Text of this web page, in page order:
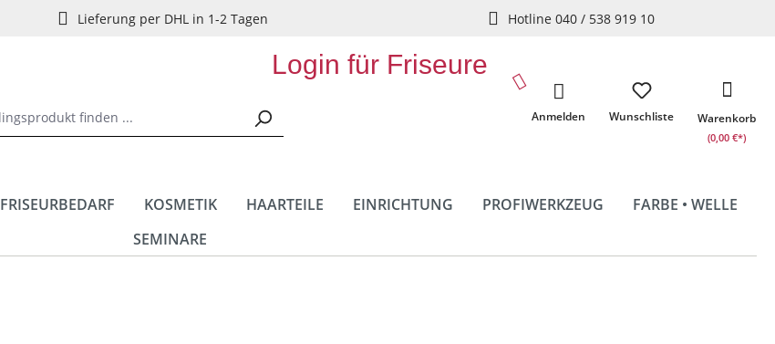
Lieferung per DHL in 1-2 Tagen Hotline 040 / 538 919 10
Login für Friseure
Wunschliste
Anmelden Warenkorb
(0,00 €*)
FRISEURBEDARF KOSMETIK HAARTEILE EINRICHTUNG PROFIWERKZEUG
FARBE • WELLE
SEMINARE